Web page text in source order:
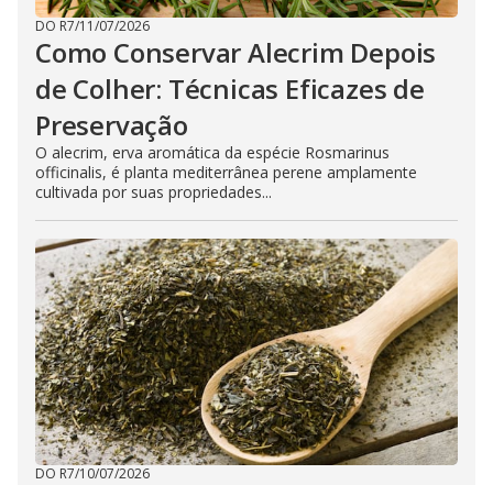
DO R7/11/07/2026
Como Conservar Alecrim Depois
de Colher: Técnicas Eficazes de
Preservação
O alecrim, erva aromática da espécie Rosmarinus
officinalis, é planta mediterrânea perene amplamente
cultivada por suas propriedades...
DO R7/10/07/2026